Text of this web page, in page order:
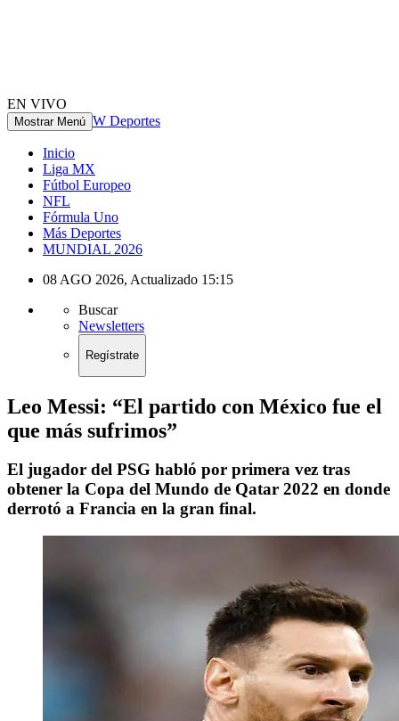
EN VIVO
Mostrar Menú W Deportes
Inicio
Liga MX
Fútbol Europeo
NFL
Fórmula Uno
Más Deportes
MUNDIAL 2026
08 AGO 2026, Actualizado 15:15
Buscar
Newsletters
Regístrate
Leo Messi: “El partido con México fue el
que más sufrimos”
El jugador del PSG habló por primera vez tras
obtener la Copa del Mundo de Qatar 2022 en donde
derrotó a Francia en la gran final.